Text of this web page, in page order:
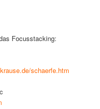
Focusstacking:
schaerfe.htm